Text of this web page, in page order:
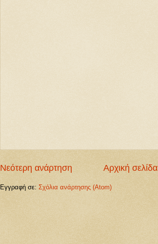
Νεότερη ανάρτηση Αρχική σελίδα
Εγγραφή σε: Σχόλια ανάρτησης (Atom)